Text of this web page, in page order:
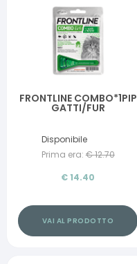
FRONTLINE COMBO*1PIP
GATTI/FUR
Disponibile
Prima era: €12.70
€ 14.40
VAI AL PRODOTTO